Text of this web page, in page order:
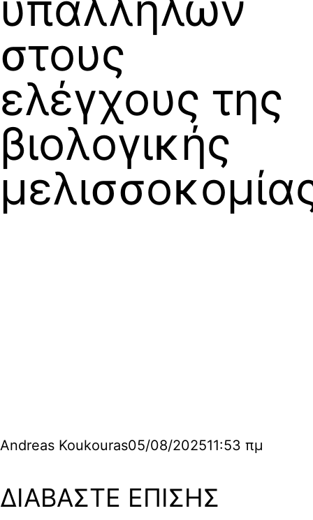
στους
ελέγχους της
βιολογικής
Andreas Koukouras05/08/202511:53 πμ
ΔΙΑΒΑΣΤΕ ΕΠΙΣΗΣ